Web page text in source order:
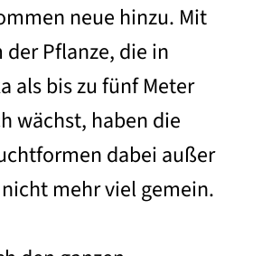
neue hinzu. Mit
Pflanze, die in
als bis zu fünf Meter
wächst, haben die
dabei außer
mehr viel gemein.